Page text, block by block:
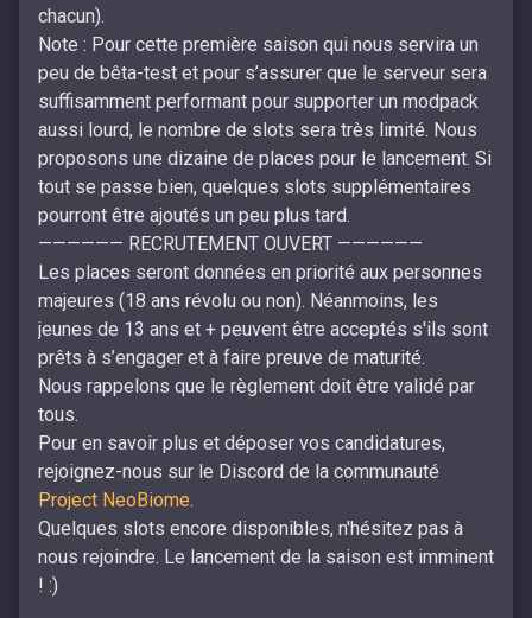
chacun).
Note : Pour cette première saison qui nous servira un
peu de bêta-test et pour s’assurer que le serveur sera
suffisamment performant pour supporter un modpack
aussi lourd, le nombre de slots sera très limité. Nous
proposons une dizaine de places pour le lancement. Si
tout se passe bien, quelques slots supplémentaires
pourront être ajoutés un peu plus tard.
—————— RECRUTEMENT OUVERT ——————
Les places seront données en priorité aux personnes
majeures (18 ans révolu ou non). Néanmoins, les
jeunes de 13 ans et + peuvent être acceptés s'ils sont
prêts à s’engager et à faire preuve de maturité.
Nous rappelons que le règlement doit être validé par
tous.
Pour en savoir plus et déposer vos candidatures,
rejoignez-nous sur le Discord de la communauté
Project NeoBiome.
Quelques slots encore disponibles, n'hésitez pas à
nous rejoindre. Le lancement de la saison est imminent
! :)